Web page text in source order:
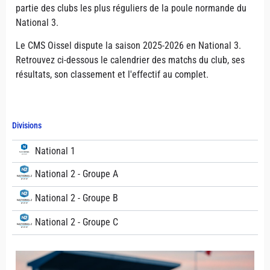
Divisions
National 1
National 2 - Groupe A
National 2 - Groupe B
National 2 - Groupe C
partie des clubs les plus réguliers de la poule normande du
National 3.
Le CMS Oissel dispute la saison 2025-2026 en National 3.
Retrouvez ci-dessous le calendrier des matchs du club, ses
résultats, son classement et l'effectif au complet.